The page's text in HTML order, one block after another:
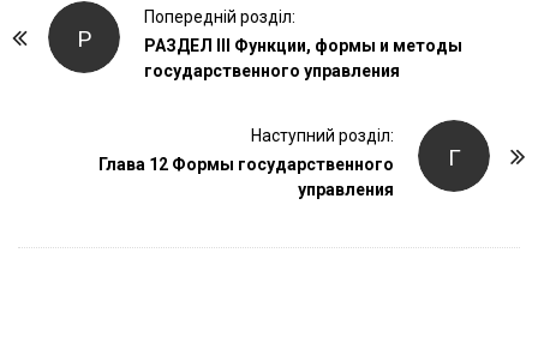
Р
Попередній розділ:
РАЗДЕЛ III Функции, формы и методы
государственного управления
Г
Наступний розділ:
Глава 12 Формы государственного
управления